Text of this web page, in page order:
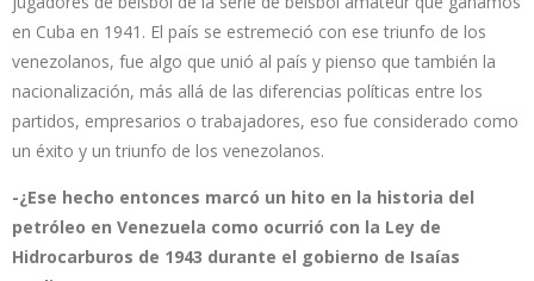
en Cuba en 1941. El país se estremeció con ese triunfo de los
venezolanos, fue algo que unió al país y pienso que también la
nacionalización, más allá de las diferencias políticas entre los
partidos, empresarios o trabajadores, eso fue considerado como
un éxito y un triunfo de los venezolanos.
-¿Ese hecho entonces marcó un hito en la historia del
petróleo en Venezuela como ocurrió con la Ley de
Hidrocarburos de 1943 durante el gobierno de Isaías